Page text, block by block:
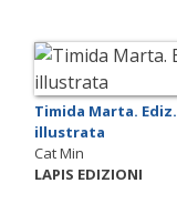
Timida Marta. Ediz.
illustrata
Cat Min
LAPIS EDIZIONI